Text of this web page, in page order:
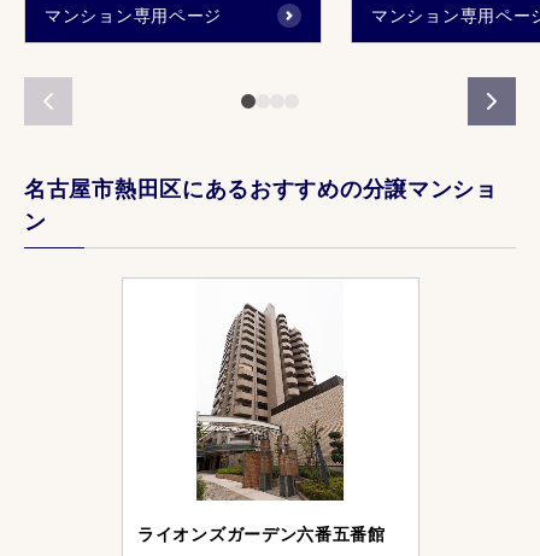
マンション専用ページ マンション専用ペー
名古屋市熱田区にあるおすすめの分譲マンショ
ン
ライオンズガーデン六番五番館